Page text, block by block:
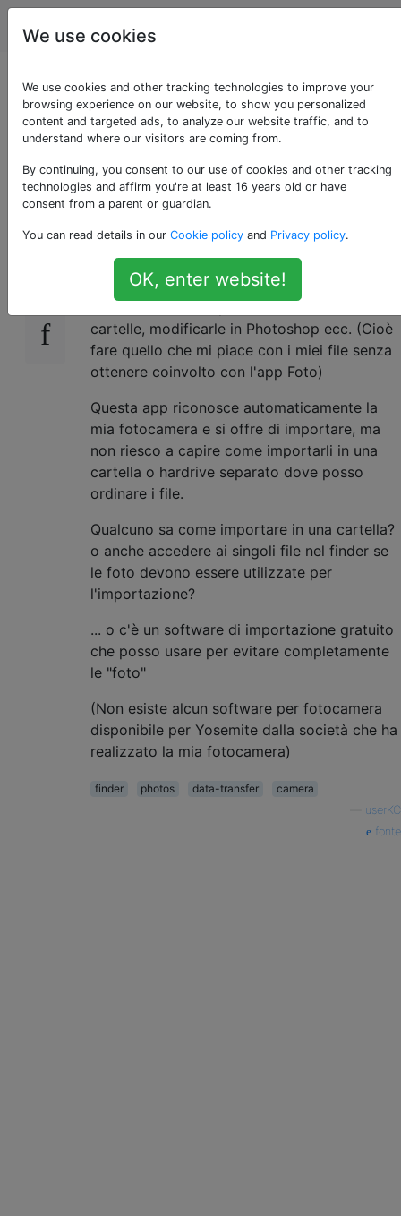
Apple
Importazione di foto
senza utilizzare l'app
Foto di OS X.
17
Vorrei importare le mie foto dalla mia
fotocamera senza utilizzare l'app Foto OS X
e localizzare le mie foto direttamente nel
Finder in modo da poterle archiviare in
cartelle, modificarle in Photoshop ecc. (Cioè
fare quello che mi piace con i miei file senza
ottenere coinvolto con l'app Foto)
Questa app riconosce automaticamente la
mia fotocamera e si offre di importare, ma
non riesco a capire come importarli in una
cartella o hardrive separato dove posso
ordinare i file.
Qualcuno sa come importare in una cartella?
o anche accedere ai singoli file nel finder se
le foto devono essere utilizzate per
l'importazione?
... o c'è un software di importazione gratuito
che posso usare per evitare completamente
le "foto"
(Non esiste alcun software per fotocamera
disponibile per Yosemite dalla società che ha
realizzato la mia fotocamera)
finder photos data-transfer
camera
userKC
fonte
We use cookies
We use cookies and other tracking technologies to improve your
browsing experience on our website, to show you personalized
content and targeted ads, to analyze our website traffic, and to
understand where our visitors are coming from.
By continuing, you consent to our use of cookies and other tracking
technologies and affirm you're at least 16 years old or have
consent from a parent or guardian.
You can read details in our Cookie policy and Privacy policy.
OK, enter website!